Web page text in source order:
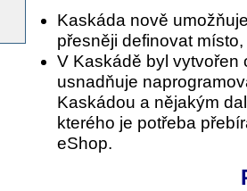
Kaskáda nově
přesněji definovat
V Kaskádě byl vytvořen
usnadňuje
Kaskádou a nějakým
kterého je potřeba
eShop.